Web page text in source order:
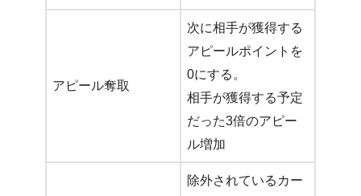
アピール奪取
次に相手が獲得する
アピールポイントを
0にする。
相手が獲得する予定
だった3倍のアピー
ル増加
除外されているカー